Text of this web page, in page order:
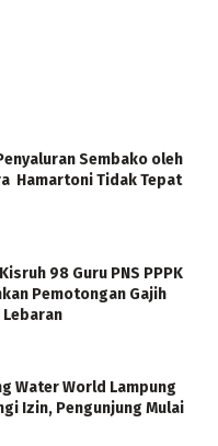
Sembako oleh
Hamartoni Tidak Tepat
98 Guru PNS PPPK
Pemotongan Gajih
Lebaran
Water World Lampung
Izin, Pengunjung Mulai